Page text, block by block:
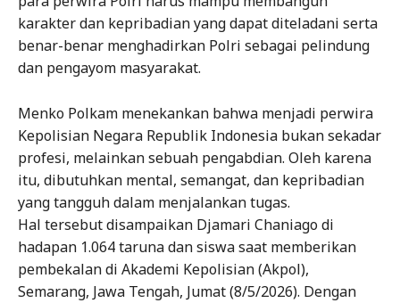
karakter dan kepribadian yang dapat diteladani serta
benar-benar menghadirkan Polri sebagai pelindung
dan pengayom masyarakat.
Menko Polkam menekankan bahwa menjadi perwira
Kepolisian Negara Republik Indonesia bukan sekadar
profesi, melainkan sebuah pengabdian. Oleh karena
itu, dibutuhkan mental, semangat, dan kepribadian
yang tangguh dalam menjalankan tugas.
Hal tersebut disampaikan Djamari Chaniago di
hadapan 1.064 taruna dan siswa saat memberikan
pembekalan di Akademi Kepolisian (Akpol),
Semarang, Jawa Tengah, Jumat (8/5/2026). Dengan